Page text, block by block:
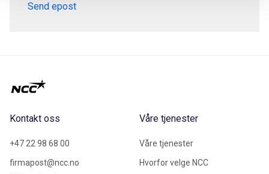
Send epost
Kontakt oss
+47 22 98 68 00
firmapost@ncc.no
Våre tjenester
Våre tjenester
Hvorfor velge NCC